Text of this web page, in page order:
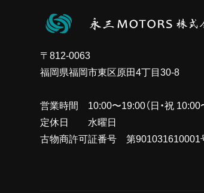
〒812-0063
福岡県福岡市東区原田4丁目30-8
営業時間 10:00〜19:00（日・祝 10:00
定休日 水曜日
古物商許可証番号 第901031610001